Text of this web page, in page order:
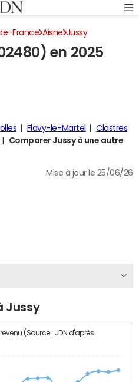
France Aisne Jussy
en 2025
Flavy-le-Martel
Clastres
Comparer Jussy à une autre
Mise à jour le 25/06/26
Jussy
(Source : JDN d'après